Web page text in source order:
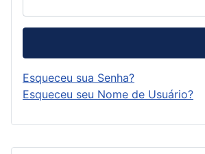
Esqueceu sua Senha?
Esqueceu seu Nome de Usuário?